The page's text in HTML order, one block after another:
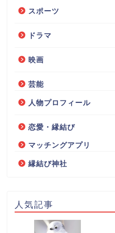
スポーツ
ドラマ
映画
芸能
人物プロフィール
恋愛・縁結び
マッチングアプリ
縁結び神社
人気記事